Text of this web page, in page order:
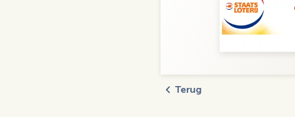
Terug